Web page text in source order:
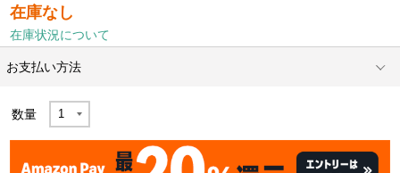
在庫なし
在庫状況について
お支払い方法
数量